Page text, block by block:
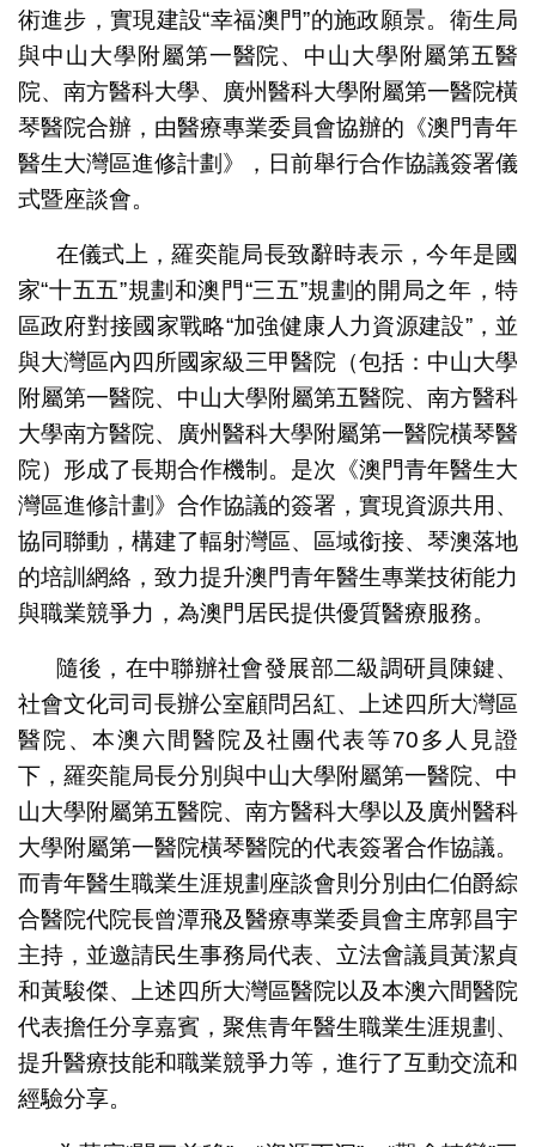
術進步，實現建設“幸福澳門”的施政願景。衛生局
與中山大學附屬第一醫院、中山大學附屬第五醫
院、南方醫科大學、廣州醫科大學附屬第一醫院橫
琴醫院合辦，由醫療專業委員會協辦的《澳門青年
醫生大灣區進修計劃》，日前舉行合作協議簽署儀
式暨座談會。
在儀式上，羅奕龍局長致辭時表示，今年是國
家“十五五”規劃和澳門“三五”規劃的開局之年，特
區政府對接國家戰略“加強健康人力資源建設”，並
與大灣區內四所國家級三甲醫院（包括：中山大學
附屬第一醫院、中山大學附屬第五醫院、南方醫科
大學南方醫院、廣州醫科大學附屬第一醫院橫琴醫
院）形成了長期合作機制。是次《澳門青年醫生大
灣區進修計劃》合作協議的簽署，實現資源共用、
協同聯動，構建了輻射灣區、區域銜接、琴澳落地
的培訓網絡，致力提升澳門青年醫生專業技術能力
與職業競爭力，為澳門居民提供優質醫療服務。
隨後，在中聯辦社會發展部二級調研員陳鍵、
社會文化司司長辦公室顧問呂紅、上述四所大灣區
醫院、本澳六間醫院及社團代表等70多人見證
下，羅奕龍局長分別與中山大學附屬第一醫院、中
山大學附屬第五醫院、南方醫科大學以及廣州醫科
大學附屬第一醫院橫琴醫院的代表簽署合作協議。
而青年醫生職業生涯規劃座談會則分別由仁伯爵綜
合醫院代院長曾潭飛及醫療專業委員會主席郭昌宇
主持，並邀請民生事務局代表、立法會議員黃潔貞
和黃駿傑、上述四所大灣區醫院以及本澳六間醫院
代表擔任分享嘉賓，聚焦青年醫生職業生涯規劃、
提升醫療技能和職業競爭力等，進行了互動交流和
經驗分享。